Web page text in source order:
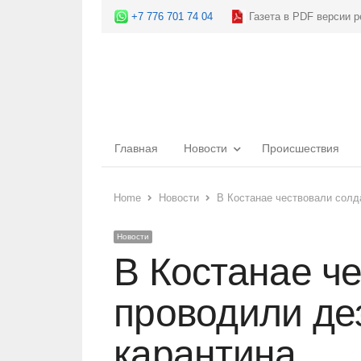
+7 776 701 74 04 Газета в PDF версии
Главная Новости Происшествия
Home
Новости В Костанае чествовали
Новости
В Костанае
проводили